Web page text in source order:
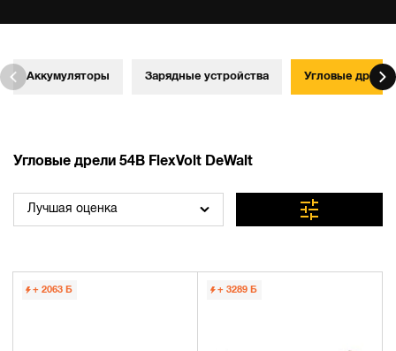
Аккумуляторы Зарядные устройства Угловые дрели
Угловые дрели 54В FlexVolt DeWalt
Лучшая оценка
+ 2063 Б + 3289 Б